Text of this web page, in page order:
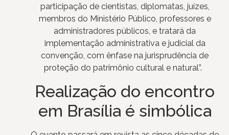
participação de cientistas, diplomatas, juízes,
membros do Ministério Público, professores e
administradores públicos, e tratará da
implementação administrativa e judicial da
convenção, com ênfase na jurisprudência de
proteção do patrimônio cultural e natural”.
Realização do encontro
em Brasília é simbólica